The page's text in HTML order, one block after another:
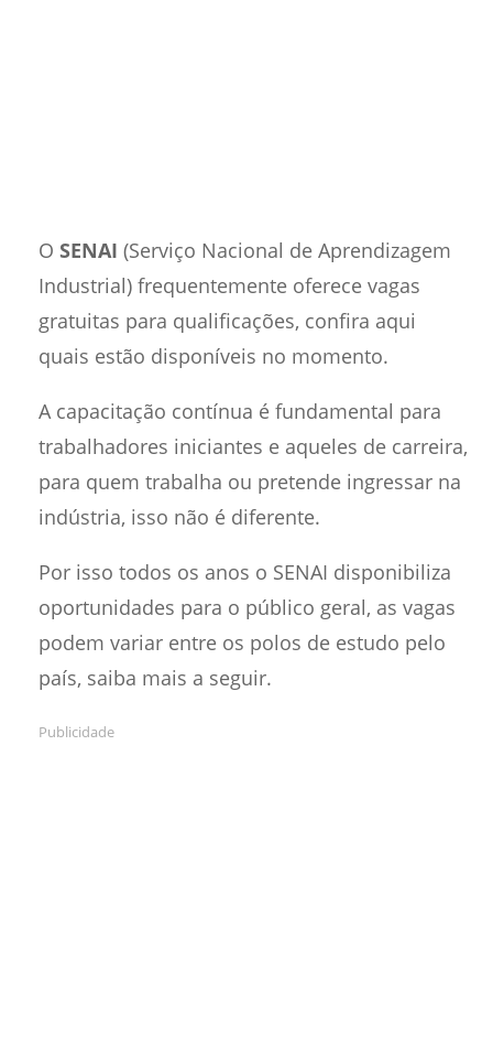
O SENAI (Serviço Nacional de Aprendizagem
Industrial) frequentemente oferece vagas
gratuitas para qualificações, confira aqui
quais estão disponíveis no momento.
A capacitação contínua é fundamental para
trabalhadores iniciantes e aqueles de carreira,
para quem trabalha ou pretende ingressar na
indústria, isso não é diferente.
Por isso todos os anos o SENAI disponibiliza
oportunidades para o público geral, as vagas
podem variar entre os polos de estudo pelo
país, saiba mais a seguir.
Publicidade